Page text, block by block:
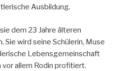
Ausbildung.
dem 23 Jahre älteren
Sie wird seine Schülerin, Muse
Lebensgemeinschaft
allem Rodin profitiert.